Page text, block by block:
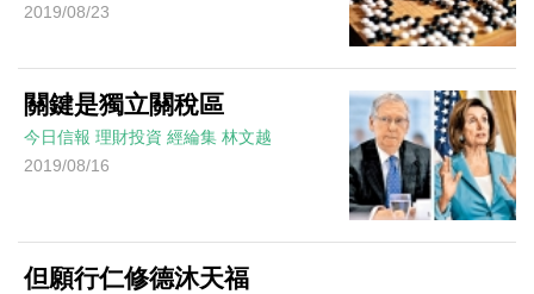
2019/08/23
關鍵是獨立關稅區
今日信報 理財投資 經綸集 林文越
2019/08/16
但願行仁修德沐天福